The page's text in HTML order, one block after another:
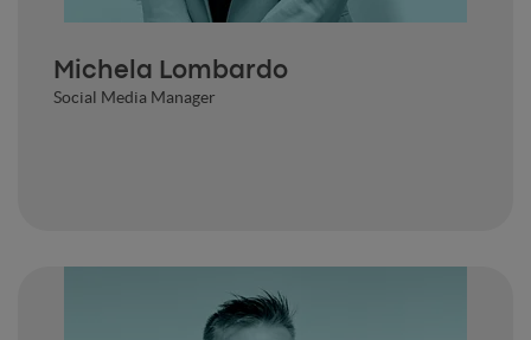
Michela Lombardo
Social Media Manager